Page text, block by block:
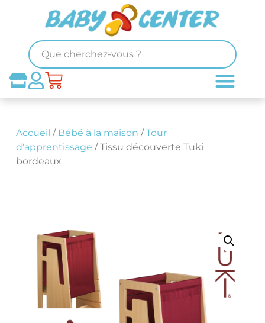
Accueil / Bébé à la maison /Tour
d'apprentissage / Tissu découverte Tuki
bordeaux